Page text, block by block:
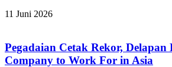
11 Juni 2026
Pegadaian Cetak Rekor, Delapan
Company to Work For in Asia